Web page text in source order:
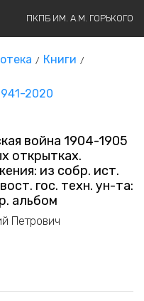
ПКПБ ИМ. А.М. ГОРЬКОГО
Книги
2020
война 1904-1905
открытках.
из собр. ист.
гос. техн. ун-та:
альбом
Петрович